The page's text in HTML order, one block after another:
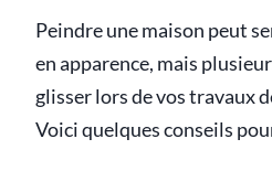
Peindre une maison peut
en apparence, mais
glisser lors de vos travaux
Voici quelques conseils